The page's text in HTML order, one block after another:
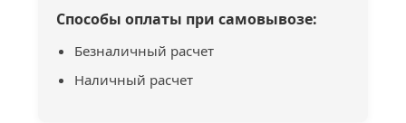
Способы оплаты при самовывозе:
Безналичный расчет
Наличный расчет